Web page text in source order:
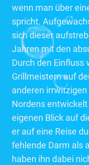
wenn man über
spricht.
sich dieser
Jahren mit den
Durch den Einfluss
Grillmeistern auf
anderen
Nordens
eigenen Blick auf
er auf eine Reise
fehlende Darm als
haben ihn dabei